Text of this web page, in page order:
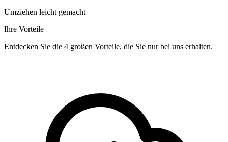
Umziehen leicht gemacht
Ihre Vorteile
Entdecken Sie die 4 großen Vorteile, die Sie nur bei uns erhalten.